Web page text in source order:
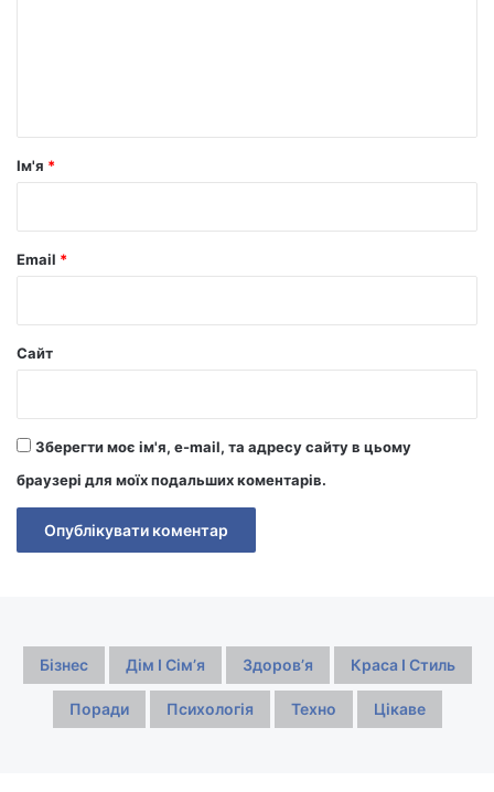
рІм'я *
Email *
Сайт
Зберегти моє ім'я, e-mail, та адресу сайту в цьому
браузері для моїх подальших коментарів.
Бізнес Дім І Сімʼя Здоровʼя Краса І Стиль
Поради Психологія Техно Цікаве